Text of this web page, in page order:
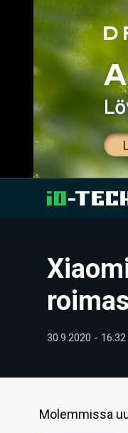
30.9.2020 - 16:32
Molemmissa